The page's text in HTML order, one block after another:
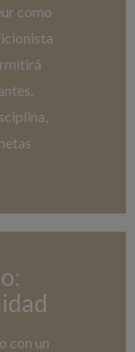
como
con un